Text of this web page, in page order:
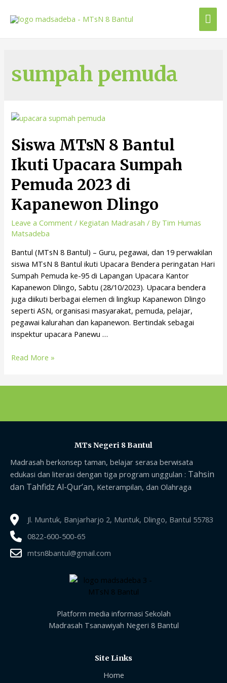
sumpah pemuda
Siswa MTsN 8 Bantul
Ikuti Upacara Sumpah
Pemuda 2023 di
Kapanewon Dlingo
Leave a Comment / Kegiatan Madrasah / By Tim Humas
Matsadeba
Bantul (MTsN 8 Bantul) – Guru, pegawai, dan 19 perwakilan
siswa MTsN 8 Bantul ikuti Upacara Bendera peringatan Hari
Sumpah Pemuda ke-95 di Lapangan Upacara Kantor
Kapanewon Dlingo, Sabtu (28/10/2023). Upacara bendera
juga diikuti berbagai elemen di lingkup Kapanewon Dlingo
seperti ASN, organisasi masyarakat, pemuda, pelajar,
pegawai kalurahan dan kapanewon. Bertindak sebagai
inspektur upacara Panewu …
Read More »
MTs Negeri 8 Bantul
Madrasah berkonsep taman, belajar serasa berwisata
edukasi dan literasi dengan tiga program unggulan : Tahsin
dan Tahfidz Al-Qur’an, Keterampilan, dan Olahraga
Jl. Muntuk, Banjarharjo 2, Muntuk, Dlingo, Bantul 55783
0822-600-500-65
mtsn8bantul@gmail.com
Platform media informasi Sekolah
Madrasah Tsanawiyah Negeri 8 Bantul
Site Links
Home